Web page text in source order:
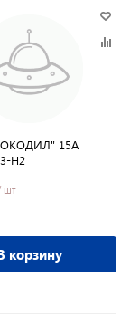
15А
Н2
шт
корзину